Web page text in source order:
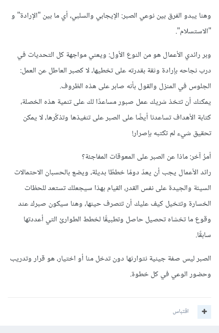
وهنا يبدو الفرق بين نوعي الصبر: الإيجابي والسلبي، أي ما بين "الإرادة" و
"الاستسلام".
وبر رائدي الأعمال هو من النوع الأول: ويعني مواجهة كل التحديات في
درب نجاحه بإرادة وثقة بقدرته على تخطيها، لا كصبر العاطل عن العمل:
الجلوس في المنزل والقول بأنه صابر على هذه الظروف.
يمكنك أن تتخذ شريك عمل صبور مساعدًا لك على تنمية هذه الخصلة،
كتابة الأهداف تساعدنا أيضًا على الصبر على تنفيذها وتذكّرها، لا يمكن
تحقيق شيء لم تكتبه بإصرار!
أمرُ آخر: ماذا عن الصبر على المعوقات المفاجئة؟
رائد الأعمال يجب أن يعدّ دومًا خططًا بديلة، ويضع بالحسبان الاحتمالات
السيئة والجيدة على نفس القدر، القيام بهذا سيجعلك تستعد للحظات
الخسارة وتتخيل كيف عليك أن تتصرف حينها، وهنا سيكون صبرك عند
وقوع ما تخشاه تحصيل حاصل وتطبيقًا لخطط الطوارئ التي أعددتها
سابقًا.
الصبر ليس صفة جينية نتوارثها دون تدخل منا أو اختيار، هو قرار وتدريب
وحضور الوعي في كل خطوة.
اقتباس